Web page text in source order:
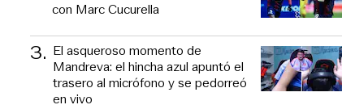
con Marc Cucurella
3. El asqueroso momento de
Mandreva: el hincha azul apuntó el
trasero al micrófono y se pedorreó
en vivo